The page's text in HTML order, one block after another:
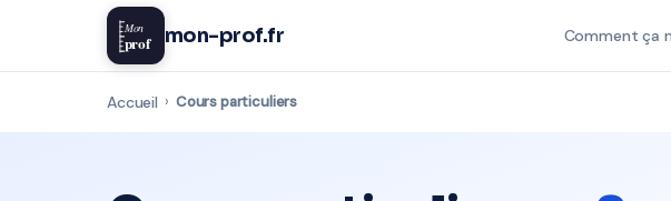
Mon
prof mon-prof.fr Comment ça
Accueil › Cours particuliers